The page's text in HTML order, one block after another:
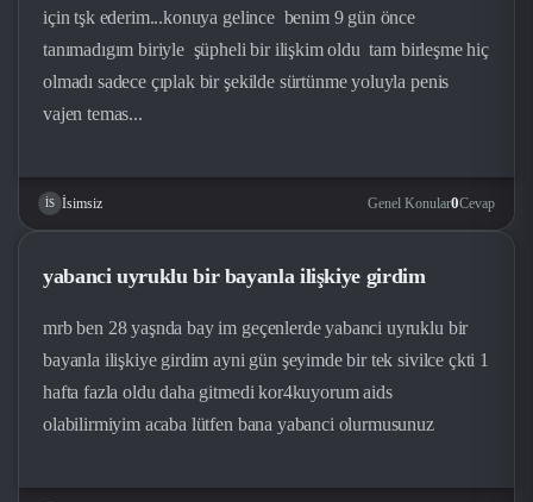
için tşk ederim...konuya gelince benim 9 gün önce
tanımadıgım biriyle şüpheli bir ilişkim oldu tam birleşme hiç
olmadı sadece çıplak bir şekilde sürtünme yoluyla penis
vajen temas...
İS İsimsiz Genel Konular0Cevap
yabanci uyruklu bir bayanla ilişkiye girdim
mrb ben 28 yaşnda bay im geçenlerde yabanci uyruklu bir
bayanla ilişkiye girdim ayni gün şeyimde bir tek sivilce çkti 1
hafta fazla oldu daha gitmedi kor4kuyorum aids
olabilirmiyim acaba lütfen bana yabanci olurmusunuz